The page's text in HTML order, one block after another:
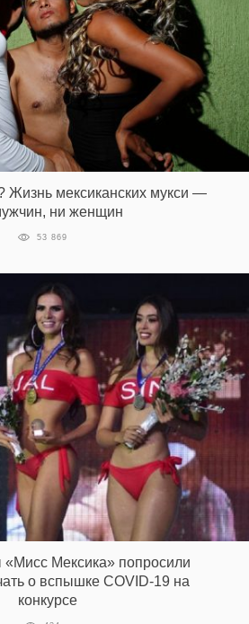
Жизнь мексиканских мукси —
ни женщин
53 869
«Мисс Мексика» попросили
о вспышке COVID-19 на
конкурсе